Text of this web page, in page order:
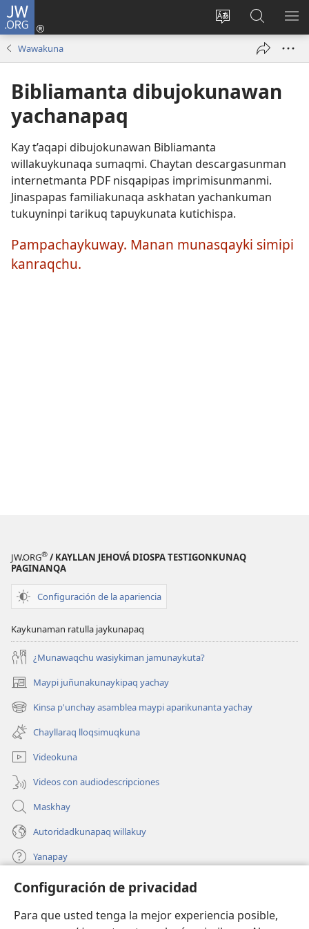
Configuración de privacidad
Para que usted tenga la mejor experiencia posible,
JW.ORG
Direccionpi
Sutiykiwan
jaykuy
ventana)
JW.ORG
nisqapi
maskhay
Wawakuna
Bibliamanta dibujokunawan
yachanapaq
Kay t’aqapi dibujokunawan Bibliamanta
willakuykunaqa sumaqmi. Chaytan descargasunman
internetmanta PDF nisqapipas imprimisunmanmi.
Jinaspapas familiakunaqa askhatan yachankuman
tukuyninpi tarikuq tapuykunata kutichispa.
Pampachaykuway. Manan munasqayki simipi
kanraqchu.
JW.ORG® / KAYLLAN JEHOVÁ DIOSPA TESTIGONKUNAQ
PAGINANQA
Configuración de la apariencia
Kaykunaman ratulla jaykunapaq
¿Munawaqchu wasiykiman jamunaykuta?
Maypi juñunakunaykipaq yachay
(abre
una
nueva
ventana)
Kinsa p'unchay asamblea maypi aparikunanta yachay
(abre
una
nueva
ventana)
Chayllaraq lloqsimuqkuna
Videokuna
Videos con audiodescripciones
Maskhay
Autoridadkunapaq willakuy
Yanapay
Donacionta churanapaq
una
nueva